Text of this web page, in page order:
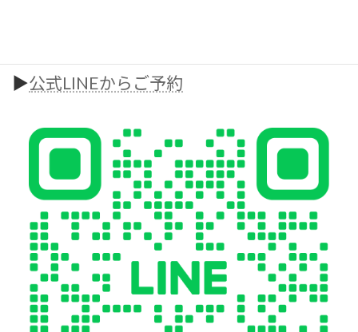
▶︎公式LINEからご予約